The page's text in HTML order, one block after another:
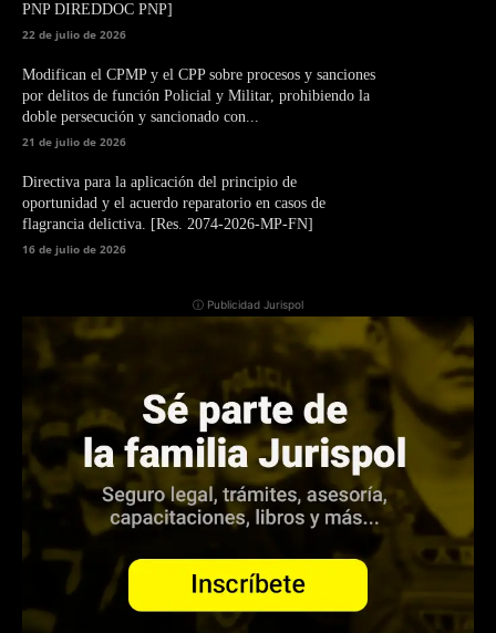
PNP DIREDDOC PNP]
22 de julio de 2026
Modifican el CPMP y el CPP sobre procesos y sanciones
por delitos de función Policial y Militar, prohibiendo la
doble persecución y sancionado con...
21 de julio de 2026
Directiva para la aplicación del principio de
oportunidad y el acuerdo reparatorio en casos de
flagrancia delictiva. [Res. 2074-2026-MP-FN]
16 de julio de 2026
ⓘ Publicidad Jurispol